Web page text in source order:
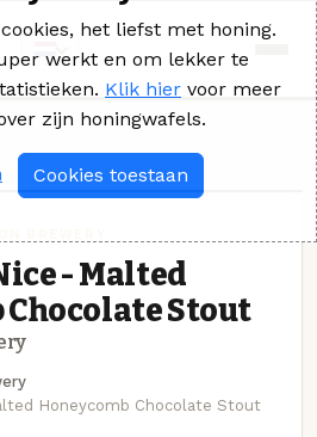
- Malted
Chocolate Stout
Honeycomb Chocolate Stout
het liefst met honing.
werkt en om lekker te
Klik hier voor meer
zijn honingwafels.
Cookies toestaan